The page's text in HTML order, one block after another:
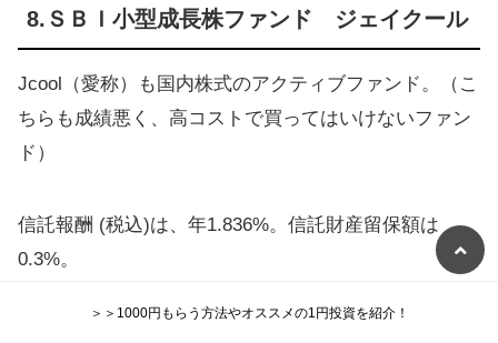
8.ＳＢＩ小型成長株ファンド ジェイクール
Jcool（愛称）も国内株式のアクティブファンド。（こ
ちらも成績悪く、高コストで買ってはいけないファン
ド）
信託報酬 (税込)は、年1.836%。信託財産留保額は
0.3%。
＞＞1000円もらう方法やオススメの1円投資を紹介！